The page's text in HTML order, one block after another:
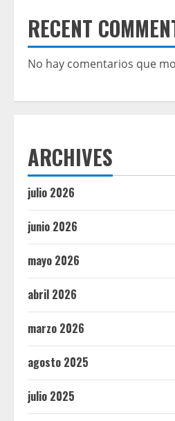
RECENT
No hay comentarios que
ARCHIVES
julio 2026
junio 2026
mayo 2026
abril 2026
marzo 2026
agosto 2025
julio 2025